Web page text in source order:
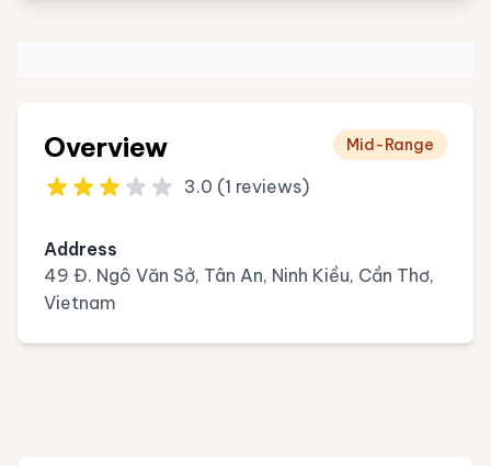
Overview
3.0 (1 reviews)
Mid-Range
Address
49 Đ. Ngô Văn Sở, Tân An, Ninh Kiều, Cần Thơ,
Vietnam